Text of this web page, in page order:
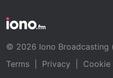
© 2026 Iono Broadcasting
Terms
Privacy